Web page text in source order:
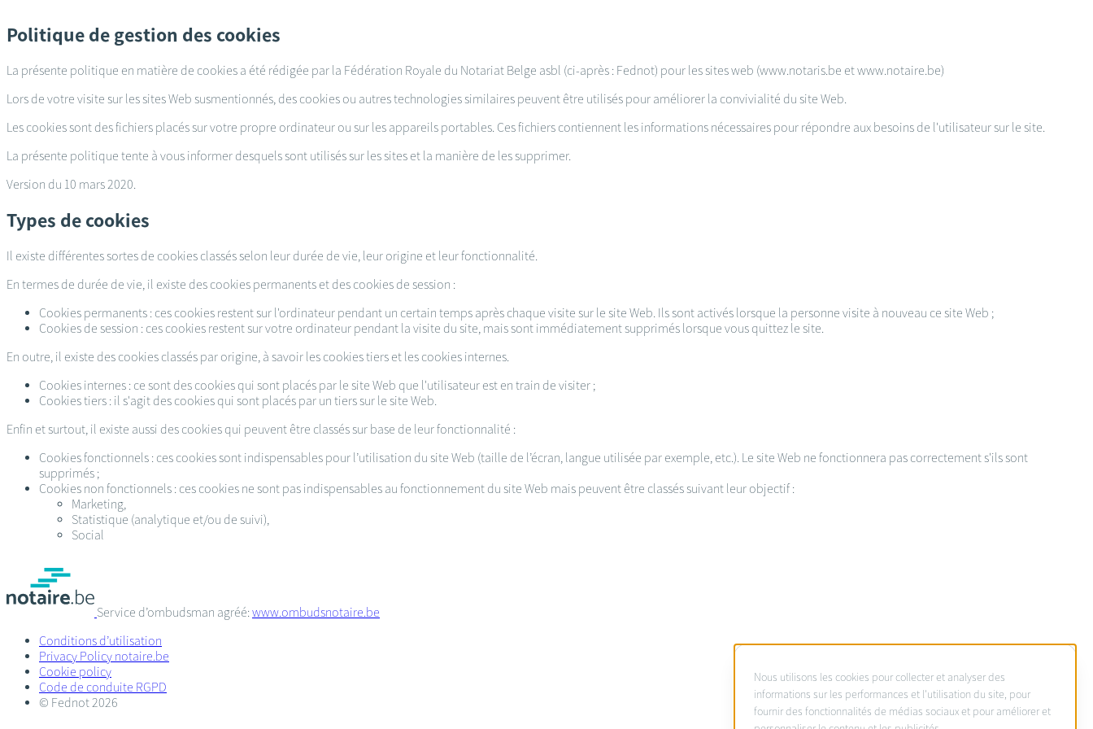
au
contenu
Politique de gestion des cookies
La présente politique en matière de cookies a été rédigée par la Fédération Royale du Notariat Belge asbl (ci-après : Fednot) pour les sites web (www.notaris.be et www.notaire.be)
Lors de votre visite sur les sites Web susmentionnés, des cookies ou autres technologies similaires peuvent être utilisés pour améliorer la convivialité du site Web.
Les cookies sont des fichiers placés sur votre propre ordinateur ou sur les appareils portables. Ces fichiers contiennent les informations nécessaires pour répondre aux besoins de l'utilisateur sur le site.
La présente politique tente à vous informer desquels sont utilisés sur les sites et la manière de les supprimer.
Version du 10 mars 2020.
Types de cookies
Il existe différentes sortes de cookies classés selon leur durée de vie, leur origine et leur fonctionnalité.
En termes de durée de vie, il existe des cookies permanents et des cookies de session :
Cookies permanents : ces cookies restent sur l'ordinateur pendant un certain temps après chaque visite sur le site Web. Ils sont activés lorsque la personne visite à nouveau ce site Web ;
Cookies de session : ces cookies restent sur votre ordinateur pendant la visite du site, mais sont immédiatement supprimés lorsque vous quittez le site.
En outre, il existe des cookies classés par origine, à savoir les cookies tiers et les cookies internes.
Cookies internes : ce sont des cookies qui sont placés par le site Web que l'utilisateur est en train de visiter ;
Cookies tiers : il s'agit des cookies qui sont placés par un tiers sur le site Web.
Enfin et surtout, il existe aussi des cookies qui peuvent être classés sur base de leur fonctionnalité :
Cookies fonctionnels : ces cookies sont indispensables pour l’utilisation du site Web (taille de l’écran, langue utilisée par exemple, etc.). Le site Web ne fonctionnera pas correctement s'ils sont
supprimés ;
Cookies non fonctionnels : ces cookies ne sont pas indispensables au fonctionnement du site Web mais peuvent être classés suivant leur objectif :
Marketing,
Statistique (analytique et/ou de suivi),
Social
Service d’ombudsman agréé:www.ombudsnotaire.be
Conditions d’utilisation
Privacy Policy notaire.be
Cookie policy
Code de conduite RGPD
© Fednot 2026
À
propos
des
Nous utilisons les cookies pour collecter et analyser des
informations sur les performances et l'utilisation du site, pour
fournir des fonctionnalités de médias sociaux et pour améliorer et